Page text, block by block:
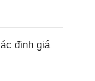
định giá